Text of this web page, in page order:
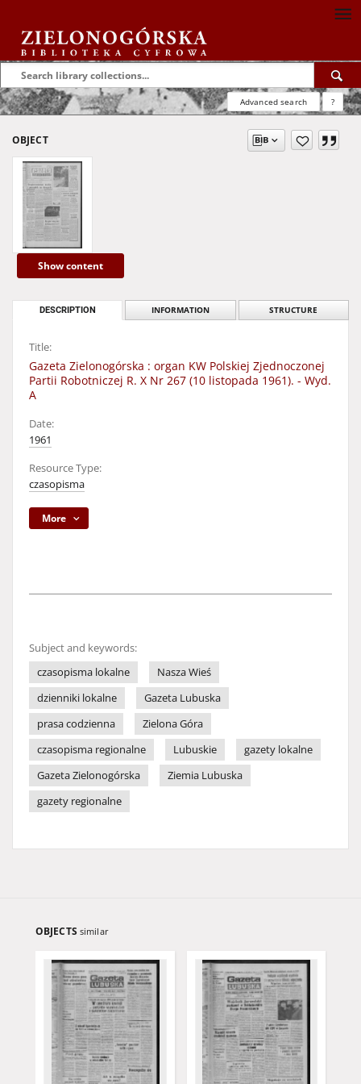
Advanced search ?
OBJECT
Show content
DESCRIPTION INFORMATION STRUCTURE
Title:
Gazeta Zielonogórska : organ KW Polskiej Zjednoczonej
Partii Robotniczej R. X Nr 267 (10 listopada 1961). - Wyd.
A
Date:
1961
Resource Type:
czasopisma
More
Subject and keywords:
czasopisma lokalne
Nasza Wieś
dzienniki lokalne
Gazeta Lubuska
prasa codzienna
Zielona Góra
czasopisma regionalne
Lubuskie
gazety lokalne
Gazeta Zielonogórska
Ziemia Lubuska
gazety regionalne
OBJECTS similar